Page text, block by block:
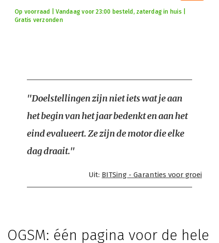
Op voorraad | Vandaag voor 23:00 besteld, zaterdag in huis |
Gratis verzonden
"Doelstellingen zijn niet iets wat je aan
het begin van het jaar bedenkt en aan het
eind evalueert. Ze zijn de motor die elke
dag draait."
Uit: BITSing - Garanties voor groei
OGSM: één pagina voor de hele